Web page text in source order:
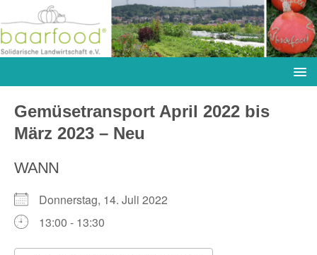
Gemüsetransport April 2022 bis
März 2023 – Neu
WANN
Donnerstag, 14. Juli 2022
13:00 - 13:30